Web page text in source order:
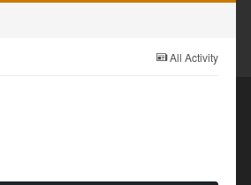
All Activity